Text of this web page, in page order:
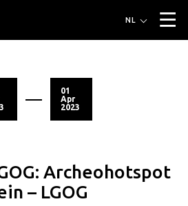
▼
Contact
Pers
Gemeentes
NL
01
Apr
2023
Archeohotspot
– LGOG